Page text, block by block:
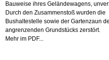
Bauweise ihres Geländewagens,
Durch den Zusammenstoß wurden die
Bushaltestelle sowie der Gartenzaun
angrenzenden Grundstücks zerstört.
Mehr im PDF...